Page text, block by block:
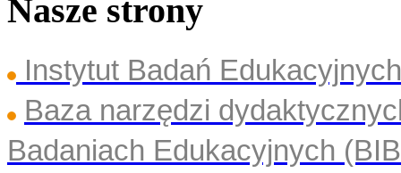
Nasze strony
Instytut Badań
Baza narzędzi
Badaniach Edukacyjnych